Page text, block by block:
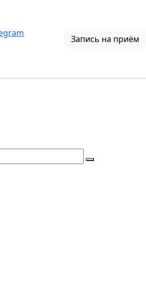
Запись на приём